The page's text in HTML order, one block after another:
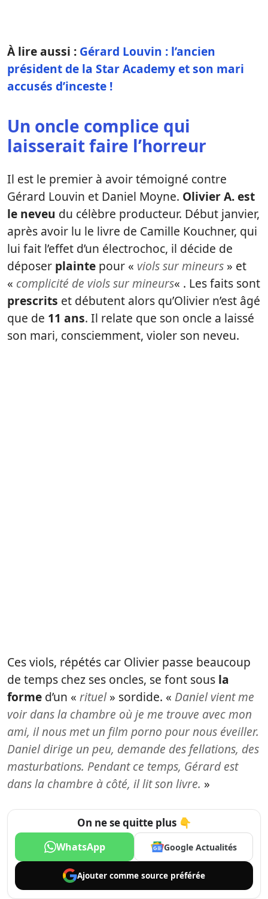
À lire aussi : Gérard Louvin : l’ancien
président de la Star Academy et son mari
accusés d’inceste !
Un oncle complice qui
laisserait faire l’horreur
Il est le premier à avoir témoigné contre
Gérard Louvin et Daniel Moyne. Olivier A. est
le neveu du célèbre producteur. Début janvier,
après avoir lu le livre de Camille Kouchner, qui
lui fait l’effet d’un électrochoc, il décide de
déposer plainte pour « viols sur mineurs » et
« complicité de viols sur mineurs« . Les faits sont
prescrits et débutent alors qu’Olivier n’est âgé
que de 11 ans. Il relate que son oncle a laissé
son mari, consciemment, violer son neveu.
Ces viols, répétés car Olivier passe beaucoup
de temps chez ses oncles, se font sous la
forme d’un « rituel» sordide. « Daniel vient me
voir dans la chambre où je me trouve avec mon
ami, il nous met un film porno pour nous éveiller.
Daniel dirige un peu, demande des fellations, des
masturbations. Pendant ce temps, Gérard est
dans la chambre à côté, il lit son livre. »
On ne se quitte plus 👇
WhatsApp Google Actualités
Ajouter comme source préférée